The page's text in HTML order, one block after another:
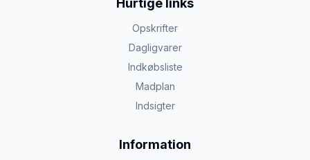
Hurtige links
Opskrifter
Dagligvarer
Indkøbsliste
Madplan
Indsigter
Information